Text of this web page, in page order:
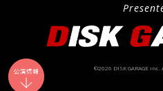
©2026 DISK GARAGE